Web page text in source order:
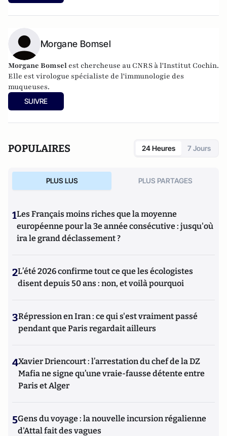
Morgane Bomsel
Morgane Bomsel est chercheuse au CNRS à l'Institut Cochin.
Elle est virologue spécialiste de l'immunologie des
muqueuses.
SUIVRE
POPULAIRES 24 Heures 7 Jours
PLUS LUS PLUS PARTAGES
1Les Français moins riches que la moyenne
européenne pour la 3e année consécutive : jusqu'où
ira le grand déclassement ?
2L’été 2026 confirme tout ce que les écologistes
disent depuis 50 ans : non, et voilà pourquoi
3Répression en Iran : ce qui s'est vraiment passé
pendant que Paris regardait ailleurs
4Xavier Driencourt : l’arrestation du chef de la DZ
Mafia ne signe qu’une vraie-fausse détente entre
Paris et Alger
5Gens du voyage : la nouvelle incursion régalienne
d'Attal fait des vagues